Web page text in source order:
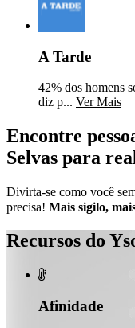
A Tarde
42% dos homens
diz p... Ver Mais
Encontre
Selvas para
Divirta-se como você
precisa! Mais sigilo,
Recursos do

Afinidade